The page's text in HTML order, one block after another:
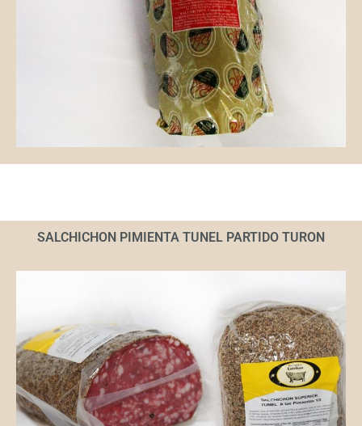
SALCHICHON PIMIENTA TUNEL PARTIDO TURON